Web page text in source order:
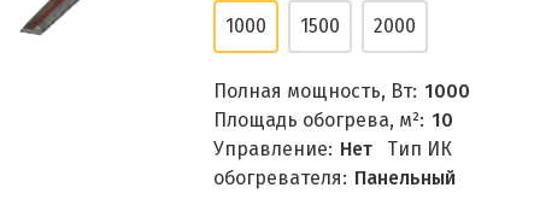
1000 1500 2000
Полная мощность, Вт: 1000
Площадь обогрева, м²: 10
Управление: Нет
Тип ИК
обогревателя: Панельный